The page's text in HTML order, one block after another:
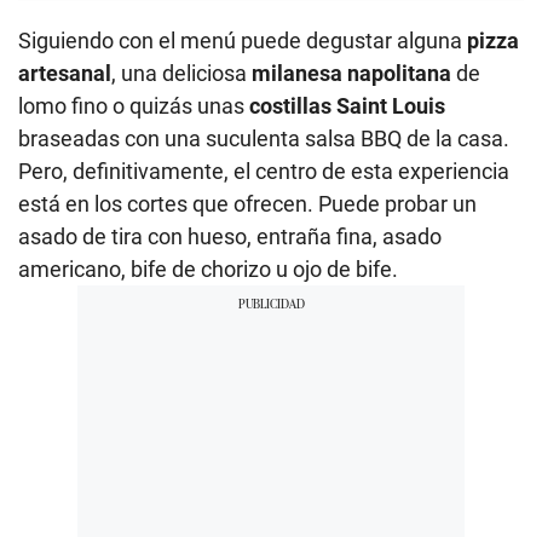
Siguiendo con el menú puede degustar alguna pizza
artesanal, una deliciosa milanesa napolitana de
lomo fino o quizás unascostillas Saint Louis
braseadas con una suculenta salsa BBQ de la casa.
Pero, definitivamente, el centro de esta experiencia
está en los cortes que ofrecen. Puede probar un
asado de tira con hueso, entraña fina, asado
americano, bife de chorizo u ojo de bife.